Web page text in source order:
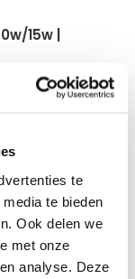
te
te bieden
Ook delen we
met onze
analyse. Deze